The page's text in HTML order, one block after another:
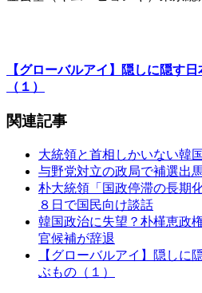
【グローバルアイ】隠しに隠す
（１）
関連記事
大統領と首相しかいない韓
与野党対立の政局で補選出
朴大統領「国政停滞の長期
８日で国民向け談話
韓国政治に失望？朴槿恵政
官候補が辞退
【グローバルアイ】隠しに
ぶもの（１）